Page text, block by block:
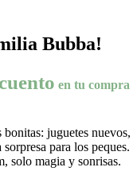
Bubba!
en tu compra
juguetes nuevos,
para los peques.
solo magia y sonrisas.